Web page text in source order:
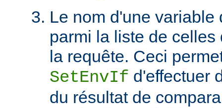
Le nom d'une variable
parmi la liste de
la requête. Ceci
SetEnvIf d'effectuer
du résultat de